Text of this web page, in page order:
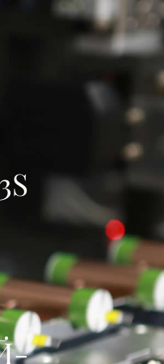
Блок